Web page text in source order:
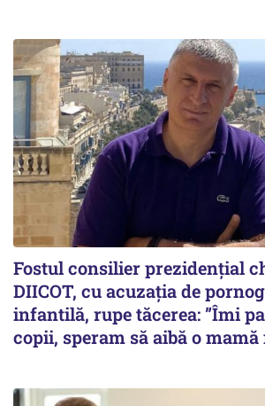
Fostul consilier prezidențial
DIICOT, cu acuzația de
infantilă, rupe tăcerea: ”Îmi
copii, speram să aibă o mamă